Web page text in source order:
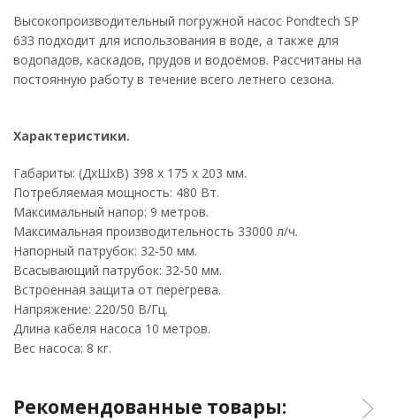
Высокопроизводительный погружной насос Pondtech SP
633 подходит для использования в воде, а также для
водопадов, каскадов, прудов и водоёмов. Рассчитаны на
постоянную работу в течение всего летнего сезона.
Характеристики.
Габариты: (ДхШхВ) 398 х 175 х 203 мм.
Потребляемая мощность: 480 Вт.
Максимальный напор: 9 метров.
Максимальная производительность 33000 л/ч.
Напорный патрубок: 32-50 мм.
Всасывающий патрубок: 32-50 мм.
Встроенная защита от перегрева.
Напряжение: 220/50 В/Гц.
Длина кабеля насоса 10 метров.
Вес насоса: 8 кг.
Рекомендованные товары: